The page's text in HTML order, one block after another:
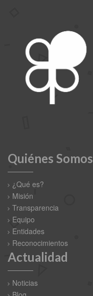
Quiénes Somos
¿Qué es?
Misión
Transparencia
Equipo
Entidades
Reconocimientos
Actualidad
Noticias